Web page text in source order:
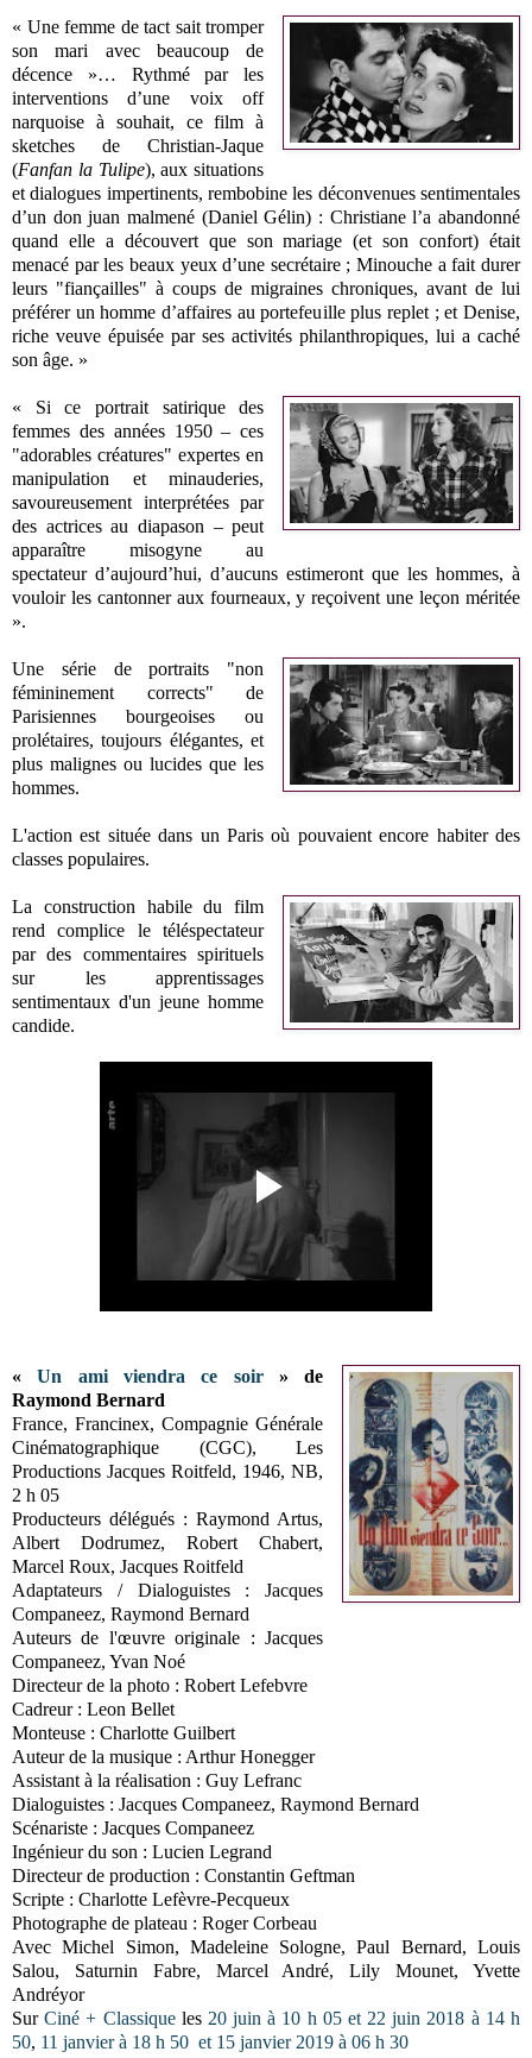
« Une femme de tact sait tromper
son mari avec beaucoup de
décence »… Rythmé par les
interventions d’une voix off
narquoise à souhait, ce film à
sketches de Christian-Jaque
(Fanfan la Tulipe), aux situations
et dialogues impertinents, rembobine les déconvenues sentimentales
d’un don juan malmené (Daniel Gélin) : Christiane l’a abandonné
quand elle a découvert que son mariage (et son confort) était
menacé par les beaux yeux d’une secrétaire ; Minouche a fait durer
leurs "fiançailles" à coups de migraines chroniques, avant de lui
préférer un homme d’affaires au portefeuille plus replet ; et Denise,
riche veuve épuisée par ses activités philanthropiques, lui a caché
son âge. »
« Si ce portrait satirique des
femmes des années 1950 – ces
"adorables créatures" expertes en
manipulation et minauderies,
savoureusement interprétées par
des actrices au diapason – peut
apparaître misogyne au
spectateur d’aujourd’hui, d’aucuns estimeront que les hommes, à
vouloir les cantonner aux fourneaux, y reçoivent une leçon méritée
».
Une série de portraits "non
fémininement corrects" de
Parisiennes bourgeoises ou
prolétaires, toujours élégantes, et
plus malignes ou lucides que les
hommes.
L'action est située dans un Paris où pouvaient encore habiter des
classes populaires.
La construction habile du film
rend complice le téléspectateur
par des commentaires spirituels
sur les apprentissages
sentimentaux d'un jeune homme
candide.
«Un ami viendra ce soir» de
Raymond Bernard
France, Francinex, Compagnie Générale
Cinématographique (CGC), Les
Productions Jacques Roitfeld, 1946, NB,
2 h 05
Producteurs délégués : Raymond Artus,
Albert Dodrumez, Robert Chabert,
Marcel Roux, Jacques Roitfeld
Adaptateurs / Dialoguistes : Jacques
Companeez, Raymond Bernard
Auteurs de l'œuvre originale : Jacques
Companeez, Yvan Noé
Directeur de la photo : Robert Lefebvre
Cadreur : Leon Bellet
Monteuse : Charlotte Guilbert
Auteur de la musique : Arthur Honegger
Assistant à la réalisation : Guy Lefranc
Dialoguistes : Jacques Companeez, Raymond Bernard
Scénariste : Jacques Companeez
Ingénieur du son : Lucien Legrand
Directeur de production : Constantin Geftman
Scripte : Charlotte Lefèvre-Pecqueux
Photographe de plateau : Roger Corbeau
Avec Michel Simon, Madeleine Sologne, Paul Bernard, Louis
Salou, Saturnin Fabre, Marcel André, Lily Mounet, Yvette
Andréyor
SurCiné + Classiqueles 20 juin à 10 h 05 et 22 juin 2018 à 14 h
50, 11 janvier à 18 h 50 et 15 janvier 2019 à 06 h 30